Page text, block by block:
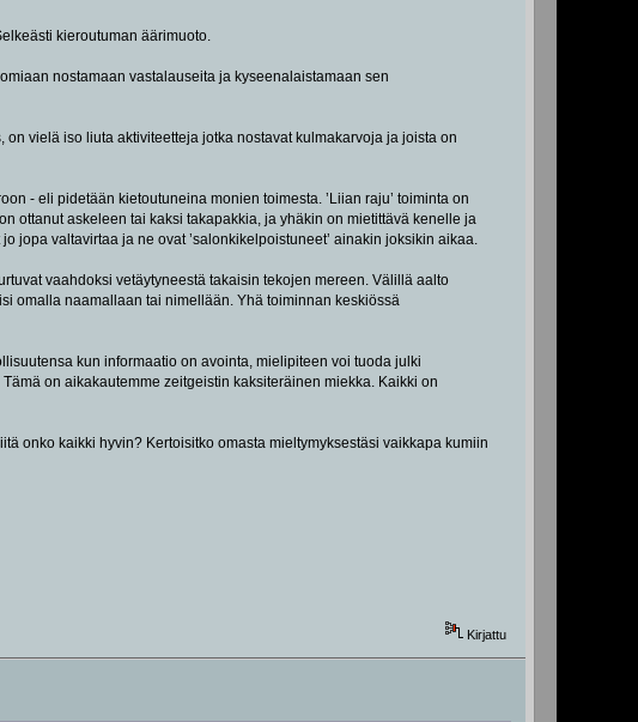
kieroutuman äärimuoto.
nostamaan vastalauseita ja kyseenalaistamaan sen
vielä iso liuta aktiviteetteja jotka nostavat kulmakarvoja ja joista on
- eli pidetään kietoutuneina monien toimesta. ’Liian raju’ toiminta on
ottanut askeleen tai kaksi takapakkia, ja yhäkin on mietittävä kenelle ja
jopa valtavirtaa ja ne ovat ’salonkikelpoistuneet’ ainakin joksikin aikaa.
vaahdoksi vetäytyneestä takaisin tekojen mereen. Välillä aalto
omalla naamallaan tai nimellään. Yhä toiminnan keskiössä
kun informaatio on avointa, mielipiteen voi tuoda julki
on aikakautemme zeitgeistin kaksiteräinen miekka. Kaikki on
onko kaikki hyvin? Kertoisitko omasta mieltymyksestäsi vaikkapa kumiin
Kirjattu